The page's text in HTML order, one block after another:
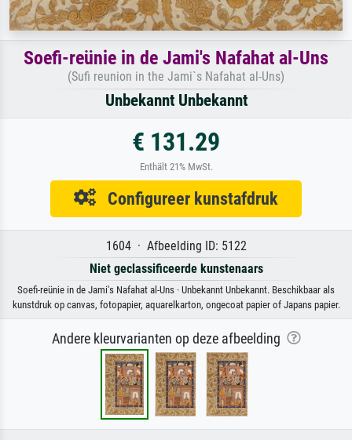
Soefi-reünie in de Jami's Nafahat al-Uns
(Sufi reunion in the Jami`s Nafahat al-Uns)
Unbekannt Unbekannt
€ 131.29
Enthält 21% MwSt.
Configureer kunstafdruk
1604 · Afbeelding ID: 5122
Niet geclassificeerde kunstenaars
Soefi-reünie in de Jami's Nafahat al-Uns · Unbekannt Unbekannt. Beschikbaar als
kunstdruk op canvas, fotopapier, aquarelkarton, ongecoat papier of Japans papier.
Andere kleurvarianten op deze afbeelding